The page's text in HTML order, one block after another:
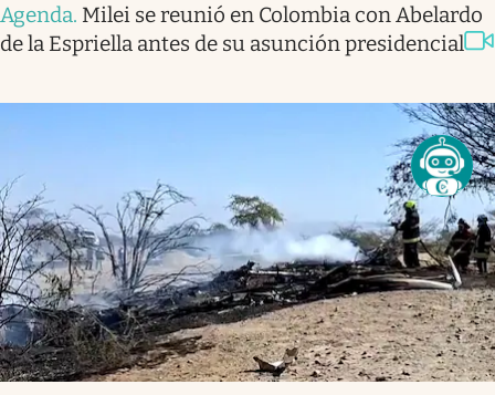
Agenda. Milei se reunió en Colombia con Abelardo
de la Espriella antes de su asunción presidencial